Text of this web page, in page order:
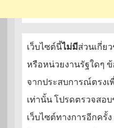
เว็บไซต์นี้ไม่มีส่วนเกี่ย
หรือหน่วยงานรัฐใดๆ
จากประสบการณ์ตรงเ
เท่านั้น โปรดตรวจสอ
เว็บไซต์ทางการอีกครั้